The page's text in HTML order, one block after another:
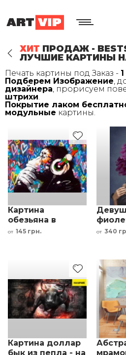
ХИТ ПРОДАЖ -
ЛУЧШИЕ КАРТИНЫ
Печать картины под Заказ -
Подберем Изображение,
дизайнера, прорисуем
штрихи.
Покрытие лаком
модульные картины.
Картина
обезьяна в
наушниках
от 145 грн. от 340
Картина доллар
бык из пепла - на